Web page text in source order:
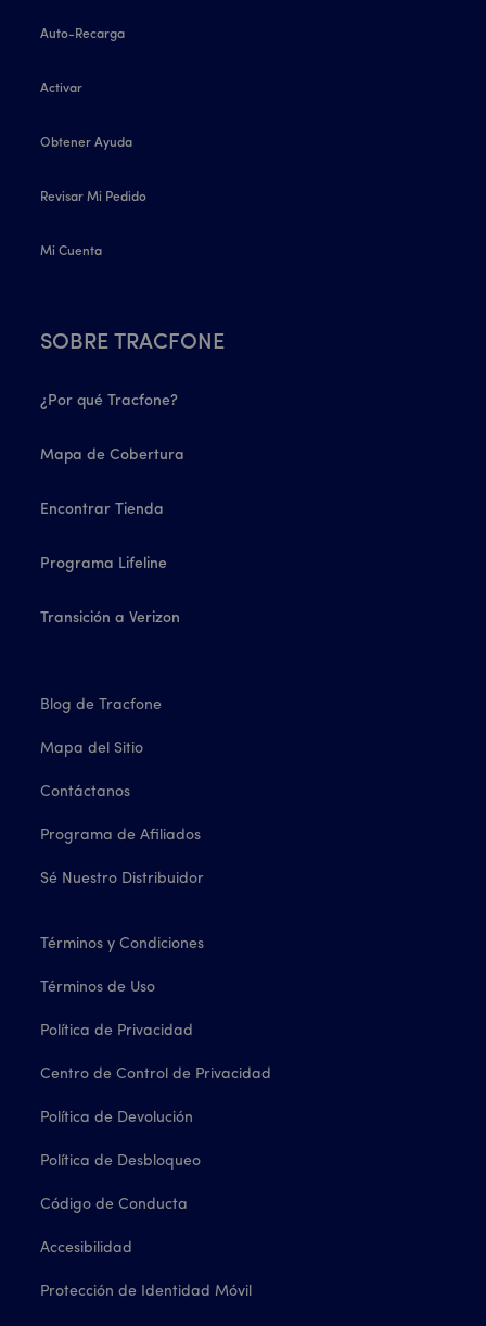
Auto-Recarga
Activar
Obtener Ayuda
Revisar Mi Pedido
Mi Cuenta
SOBRE TRACFONE
¿Por qué Tracfone?
Mapa de Cobertura
Encontrar Tienda
Programa Lifeline
Transición a Verizon
Blog de Tracfone
Mapa del Sitio
Contáctanos
Programa de Afiliados
Sé Nuestro Distribuidor
Términos y Condiciones
Términos de Uso
Política de Privacidad
Centro de Control de Privacidad
Política de Devolución
Política de Desbloqueo
Código de Conducta
Accesibilidad
Protección de Identidad Móvil